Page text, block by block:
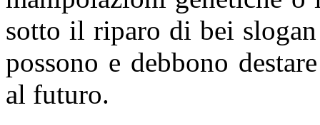
sotto il riparo di bei
possono e debbono
al futuro.